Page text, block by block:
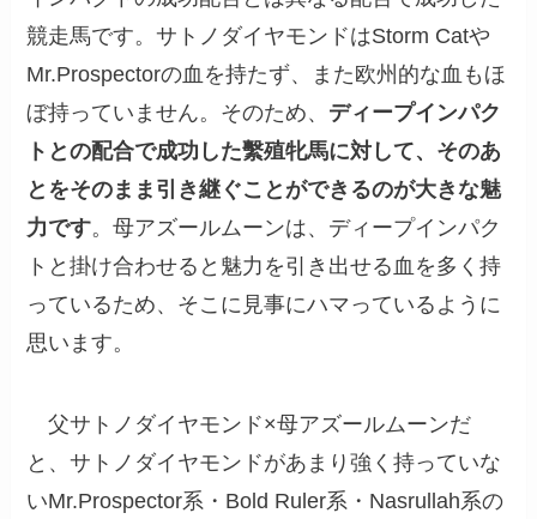
競走馬です。サトノダイヤモンドはStorm Catや
Mr.Prospectorの血を持たず、また欧州的な血もほ
ぼ持っていません。そのため、 ディープインパク
トとの配合で成功した繫殖牝馬に対して、そのあ
とをそのまま引き継ぐことができるのが大きな魅
力です。母アズールムーンは、ディープインパク
トと掛け合わせると魅力を引き出せる血を多く持
っているため、そこに見事にハマっているように
思います。
父サトノダイヤモンド×母アズールムーンだ
と、サトノダイヤモンドがあまり強く持っていな
いMr.Prospector系・ Bold Ruler系・ Nasrullah系の